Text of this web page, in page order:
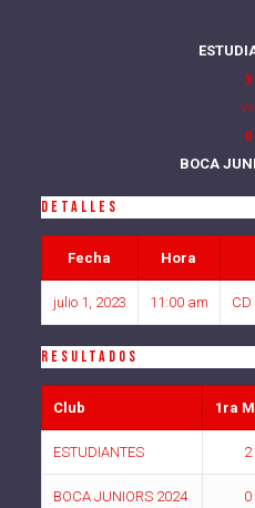
3
vs
0
BOCA
Detalles
Fecha Hora
julio 1, 2023 11:00 am CD
Resultados
Club 1ra
ESTUDIANTES 2
BOCA JUNIORS 2024 0